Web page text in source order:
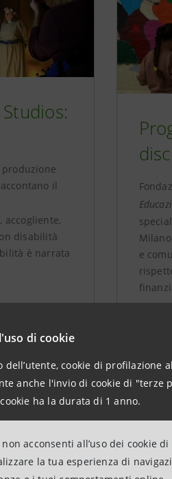
di cookie
cookie di profilazione
anche l'invio di cookie di "terze
ha la durata di 1 anno.
acconsenti all’uso dei cookie di
la tua esperienza di
produzione
il
accogliente,
disabilità
è narrata
e